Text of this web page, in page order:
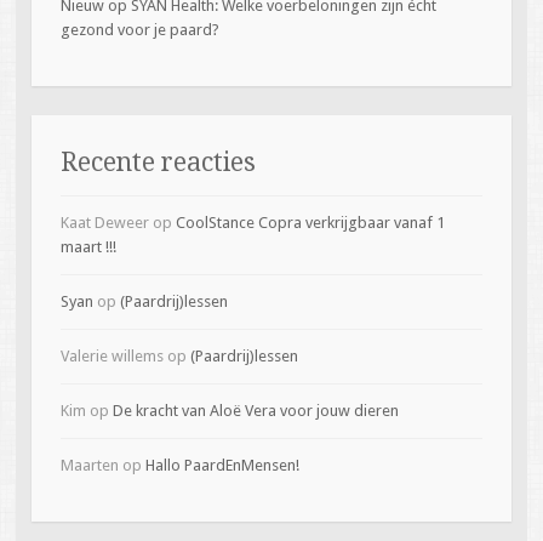
Nieuw op SYAN Health: Welke voerbeloningen zijn écht
gezond voor je paard?
Recente reacties
Kaat Deweerop CoolStance Copra verkrijgbaar vanaf 1
maart !!!
Syan op (Paardrij)lessen
Valerie willemsop (Paardrij)lessen
Kim op De kracht van Aloë Vera voor jouw dieren
Maarten op Hallo PaardEnMensen!